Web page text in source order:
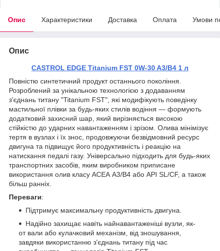
Опис Характеристики Доставка Оплата Умови
Опис
CASTROL EDGE Titanium FST 0W-30 A3/B4 1 л
Повністю синтетичний продукт останнього покоління.
Розроблений за унікальною технологією з додаванням
з'єднань титану "Titanium FST", які модифікують поведінку
мастильної плівки за будь-яких стилів водіння — формують
додатковий захисний шар, який вирізняється високою
стійкістю до ударних навантаженням і зрізом. Олива мінімізує
тертя в вузлах і їх знос, продовжуючи безвідмовний ресурс
двигуна та підвищує його продуктивність і реакцію на
натискання педалі газу. Універсально підходить для будь-яких
транспортних засобів, яким виробником приписане
використання олив класу АСЕА А3/В4 або API SL/CF, а також
більш ранніх.
Переваги:
Підтримує максимальну продуктивність двигуна.
Надійно захищає навіть найнавантаженіші вузли, як-
от вали або кулачковий механізм, від зношування,
завдяки використанню з'єднань титану під час